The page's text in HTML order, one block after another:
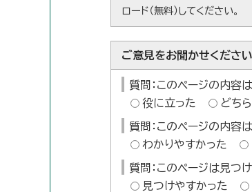
ロード（無料）してください。
ご意見をお聞かせください
質問：このページの内容
役に立った
どち
質問：このページの内容
わかりやすかった
質問：このページは見つ
見つけやすかった